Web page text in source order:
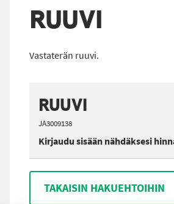
RUUVI
Vastaterän ruuvi.
RUUVI
JA3009138
Kirjaudu sisään nähdäksesi
TAKAISIN HAKUEHTOIHIN